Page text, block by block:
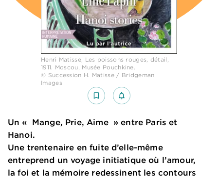
Henri Matisse, Les poissons rouges, détail,
1911. Moscou, Musée Pouchkine.
© Succession H. Matisse / Bridgeman
Images
bookmark_border notifications_none_outlined
Un « Mange, Prie, Aime » entre Paris et
Hanoi.
Une trentenaire en fuite d’elle-même
entreprend un voyage initiatique où l’amour,
la foi et la mémoire redessinent les contours